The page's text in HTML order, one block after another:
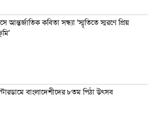
আন্তর্জাতিক কবিতা সন্ধ্যা ‘স্মৃতিতে স্মরণে প্রিয়
বাংলাদেশীদের ৮তম পিঠা উৎসব